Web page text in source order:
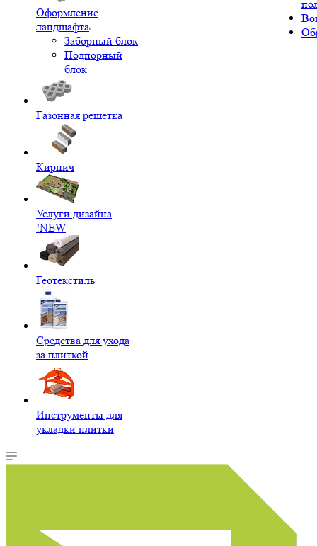
Оформление
ландшафта
Заборный блок
Подпорный
блок
Газонная решетка
Кирпич
Услуги дизайна
!NEW
Геотекстиль
Средства для ухода
за плиткой
Инструменты для
укладки плитки